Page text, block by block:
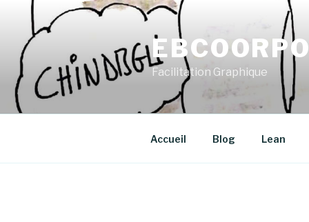
contenu
principal
Facilitation Graphique
Accueil Blog Lean